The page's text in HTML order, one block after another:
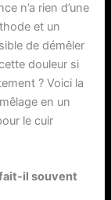
n’a rien d’une
et un
de démêler
douleur si
? Voici la
en un
le cuir
il souvent